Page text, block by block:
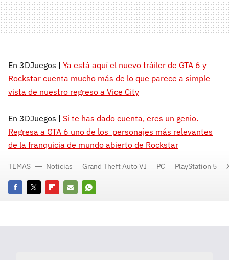
En 3DJuegos | Ya está aquí el nuevo tráiler de GTA 6 y
Rockstar cuenta mucho más de lo que parece a simple
vista de nuestro regreso a Vice City
En 3DJuegos | Si te has dado cuenta, eres un genio.
Regresa a GTA 6 uno de los personajes más relevantes
de la franquicia de mundo abierto de Rockstar
FacebookTwitterFlipboard
E-
Whatsapp
TEMAS Noticias Grand Theft Auto VI PC PlayStation 5